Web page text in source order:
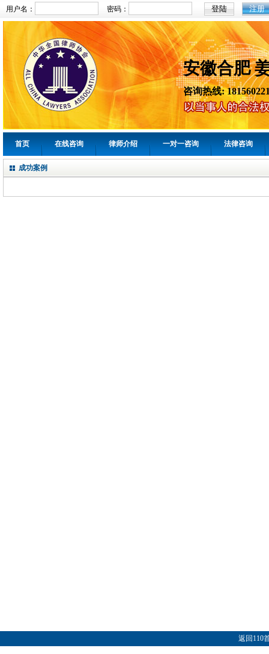
用户名： 密码： 注册
安徽合肥
咨询热线:
首页 在线咨询 律师介绍 一对一咨询 法律咨询
成功案例
返回110